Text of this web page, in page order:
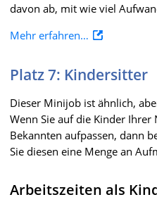
davon ab, mit wie viel
Mehr erfahren…
Platz 7: Kindersitter
Dieser Minijob ist ähnlich,
Wenn Sie auf die Kinder Ihrer
Bekannten aufpassen, dann
Sie diesen eine Menge an
Arbeitszeiten als